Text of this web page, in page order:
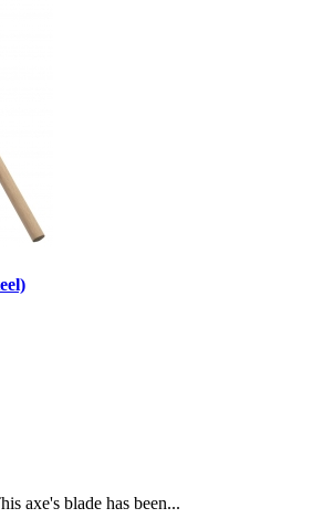
axe's blade has been...